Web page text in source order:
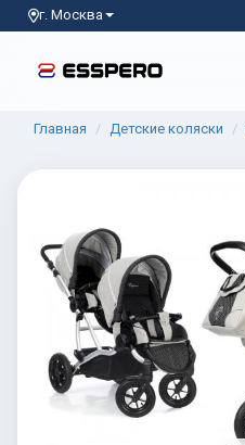
г. Москва
Главная Детские коляски